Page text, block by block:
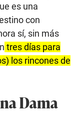
es una
con
sí, sin más
tres días para
los rincones de
Dama